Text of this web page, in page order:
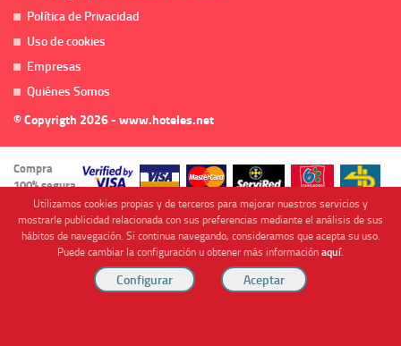
Política de Privacidad
Uso de cookies
Empresas
Quiénes Somos
© Copyrigth 2026 - www.hoteles.net
Compra
100% segura
Cofinanciado por
Utilizamos cookies propias y de terceros para mejorar nuestros servicios y
mostrarle publicidad relacionada con sus preferencias mediante el análisis de sus
hábitos de navegación. Si continua navegando, consideramos que acepta su uso.
Puede cambiar la configuración u obtener más informaciónaquí.